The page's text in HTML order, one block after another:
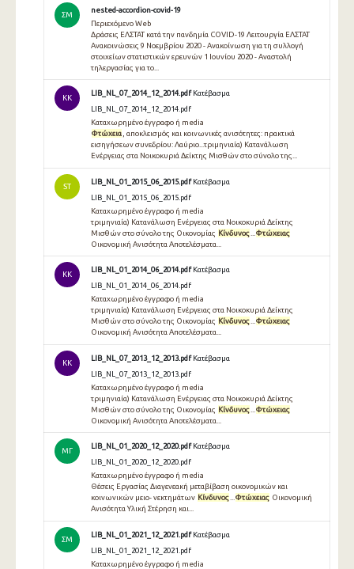
ΣΜ
nested-accordion-covid-19
Περιεχόμενο Web
Δράσεις ΕΛΣΤΑΤ κατά την πανδημία COVID-19 Λειτουργία ΕΛΣΤΑΤ
Ανακοινώσεις 9 Νοεμβρίου 2020 - Ανακοίνωση για τη συλλογή
στοιχείων στατιστικών ερευνών 1 Ιουνίου 2020 - Αναστολή
τηλεργασίας για το...
KK
LIB_NL_07_2014_12_2014.pdf Κατέβασμα
LIB_NL_07_2014_12_2014.pdf
Καταχωρημένο έγγραφο ή media
Φτώχεια , αποκλεισμός και κοινωνικές ανισότητες: πρακτικά
εισηγήσεων συνεδρίου: Λαύριο...τριμηνιαία) Κατανάλωση
Ενέργειας στα Νοικοκυριά Δείκτης Μισθών στο σύνολο της...
ST
LIB_NL_01_2015_06_2015.pdf Κατέβασμα
LIB_NL_01_2015_06_2015.pdf
Καταχωρημένο έγγραφο ή media
τριμηνιαία) Κατανάλωση Ενέργειας στα Νοικοκυριά Δείκτης
Μισθών στο σύνολο της Οικονομίας Κίνδυνος
Φτώχειας
Οικονομική Ανισότητα Αποτελέσματα...
KK
LIB_NL_01_2014_06_2014.pdf Κατέβασμα
LIB_NL_01_2014_06_2014.pdf
Καταχωρημένο έγγραφο ή media
τριμηνιαία) Κατανάλωση Ενέργειας στα Νοικοκυριά Δείκτης
Μισθών στο σύνολο της Οικονομίας Κίνδυνος...Φτώχειας
Οικονομική Ανισότητα Αποτελέσματα...
KK
LIB_NL_07_2013_12_2013.pdf Κατέβασμα
LIB_NL_07_2013_12_2013.pdf
Καταχωρημένο έγγραφο ή media
τριμηνιαία) Κατανάλωση Ενέργειας στα Νοικοκυριά Δείκτης
Μισθών στο σύνολο της Οικονομίας Κίνδυνος
Φτώχειας
Οικονομική Ανισότητα Αποτελέσματα...
ΜΓ
LIB_NL_01_2020_12_2020.pdf Κατέβασμα
LIB_NL_01_2020_12_2020.pdf
Καταχωρημένο έγγραφο ή media
Θέσεις Εργασίας Διαγενεακή μεταβίβαση οικονομικών και
κοινωνικών μειο- νεκτημάτων Κίνδυνος...Φτώχειας Οικονομική
Ανισότητα Υλική Στέρηση και...
ΣΜ
LIB_NL_01_2021_12_2021.pdf Κατέβασμα
LIB_NL_01_2021_12_2021.pdf
Καταχωρημένο έγγραφο ή media